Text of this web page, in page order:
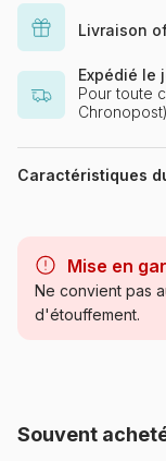
Livraison
Expédié le
Pour toute
Chronopost)
Caractéristiques
Catégorie
Mise en
Ne convient pas
d'étouffement.
Souvent